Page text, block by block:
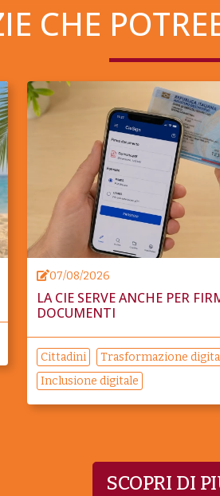
CHE
07/08/2026
LA CIE SERVE ANCHE PER
DOCUMENTI
Cittadini
Trasformazione
Inclusione digitale
SCOPRI DI